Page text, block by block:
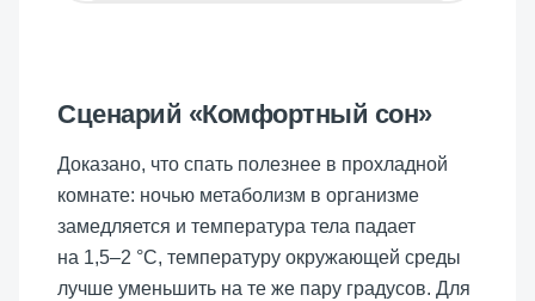
Сценарий «Комфортный сон»
Доказано, что спать полезнее в прохладной
комнате: ночью метаболизм в организме
замедляется и температура тела падает
на 1,5–2 °C, температуру окружающей среды
лучше уменьшить на те же пару градусов. Для